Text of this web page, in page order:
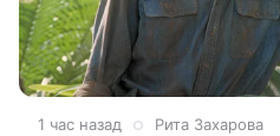
1 час назад Рита Захарова